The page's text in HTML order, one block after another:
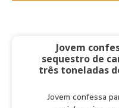
Jovem
sequestro de
três toneladas
Jovem confessa